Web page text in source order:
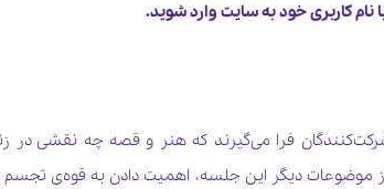
کاربری خود به سایت وارد شوید.
فرا می‌گیرند که هنر و قصه چه نقشی در
از موضوعات دیگر این جلسه، اهمیت دادن به قوه‌ی